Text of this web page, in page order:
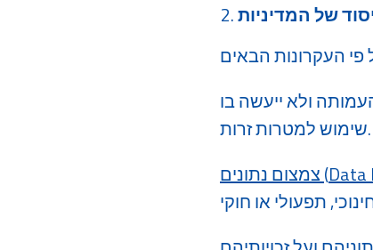
של המדיניות
ולא ייעשה בו
שימוש למטרות זרות.
צמצום נתונים (Data